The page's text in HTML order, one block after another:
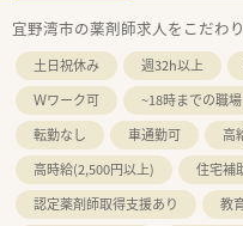
宜野湾市の薬剤師求人をこだわ
土日祝休み 週32h以上
Ｗワーク可
~18時までの職場
転勤なし
車通勤可
高
高時給(2,500円以上)
住宅補
認定薬剤師取得支援あり
教